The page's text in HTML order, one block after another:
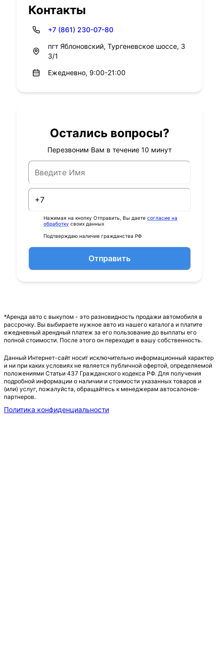
Контакты
+7 (861) 230-07-80
пгт Яблоновский, Тургеневское шоссе, 3
3/1
Ежедневно, 9:00-21:00
Остались вопросы?
Перезвоним Вам в течение 10 минут
Нажимая на кнопку Отправить, Вы даете согласие на
обработку своих данных
Подтверждаю наличие гражданства РФ
Отправить
*Аренда авто с выкупом - это разновидность продажи автомобиля в
рассрочку. Вы выбираете нужное авто из нашего каталога и платите
ежедневный арендный платеж за его пользование до выплаты его
полной стоимости. После этого он переходит в вашу собственность.
Данный Интернет-сайт носит исключительно информационный характер
и ни при каких условиях не является публичной офертой, определяемой
положениями Статьи 437 Гражданского кодекса РФ. Для получения
подробной информации о наличии и стоимости указанных товаров и
(или) услуг, пожалуйста, обращайтесь к менеджерам автосалонов-
партнеров.
Политика конфиденциальности